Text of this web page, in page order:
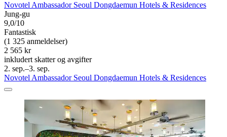
Novotel Ambassador Seoul Dongdaemun Hotels & Residences
Jung-gu
9,0/10
Fantastisk
(1 325 anmeldelser)
2 565 kr
inkludert skatter og avgifter
2. sep.–3. sep.
Novotel Ambassador Seoul Dongdaemun Hotels & Residences